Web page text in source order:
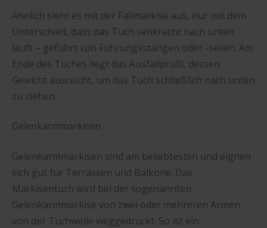
Ähnlich sieht es mit der Fallmarkise aus, nur mit dem
Unterschied, dass das Tuch senkrecht nach unten
läuft – geführt von Führungsstangen oder -seilen. Am
Ende des Tuches liegt das Ausfallprofil, dessen
Gewicht ausreicht, um das Tuch schließlich nach unten
zu ziehen.
Gelenkarmmarkisen
Gelenkarmmarkisen sind am beliebtesten und eignen
sich gut für Terrassen und Balkone. Das
Markisentuch wird bei der sogenannten
Gelenkarmmarkise von zwei oder mehreren Armen
von der Tuchwelle weggedrückt. So ist ein